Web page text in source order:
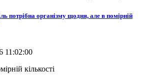
потрібна організму щодня, але в помірній
11:02:00